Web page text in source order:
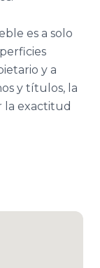
es a solo
y a
y títulos, la
la exactitud